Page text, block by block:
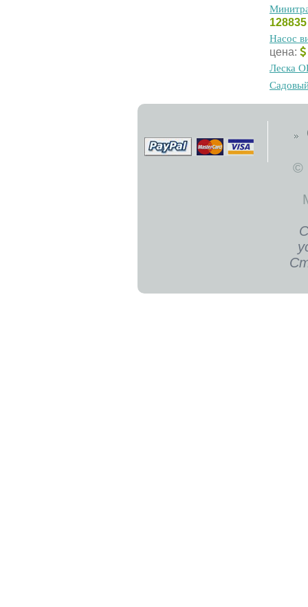
Hacoc
цена:
Лecкa
©